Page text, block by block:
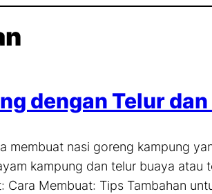
dengan Telur
membuat nasi goreng kampung
kampung dan telur buaya atau
Cara Membuat: Tips Tambahan